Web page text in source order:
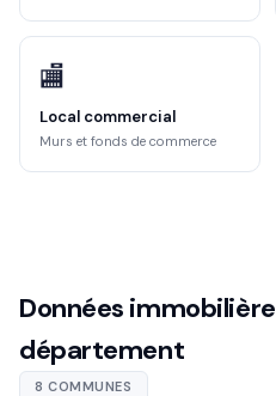
🏬
Local commercial
Murs et fonds de commerce
Données
département
8 COMMUNES